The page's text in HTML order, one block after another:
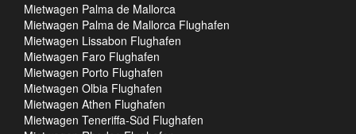
Mietwagen Palma de Mallorca
Mietwagen Palma de Mallorca Flughafen
Mietwagen Lissabon Flughafen
Mietwagen Faro Flughafen
Mietwagen Porto Flughafen
Mietwagen Olbia Flughafen
Mietwagen Athen Flughafen
Mietwagen Teneriffa-Süd Flughafen